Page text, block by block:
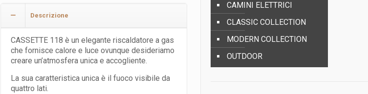
quantità
Descrizione
CASSETTE 118 è un elegante riscaldatore a gas
che fornisce calore e luce ovunque desideriamo
creare un’atmosfera unica e accogliente.
La sua caratteristica unica è il fuoco visibile da
quattro lati.
CAMINI ELETTRICI
CLASSIC COLLECTION
MODERN COLLECTION
OUTDOOR